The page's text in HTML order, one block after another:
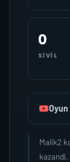
0
SIVIL
Oyun
Malik2